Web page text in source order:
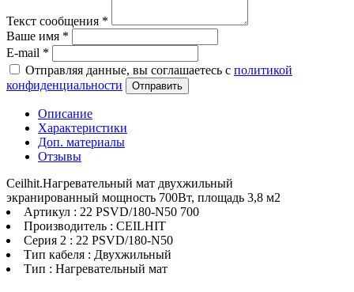
Текст сообщения *
Ваше имя *
E-mail *
Отправляя данные, вы соглашаетесь с политикой
конфиденциальности
Отправить
Описание
Характеристики
Доп. материалы
Отзывы
Ceilhit.Нагревательный мат двухжильный
экранированный мощность 700Вт, площадь 3,8 м2
Артикул : 22 PSVD/180-N50 700
Производитель : CEILHIT
Серия 2 : 22 PSVD/180-N50
Тип кабеля : Двухжильный
Тип : Нагревательный мат